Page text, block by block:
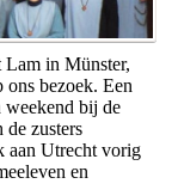
Lam in Münster,
ons bezoek. Een
weekend bij de
de zusters
aan Utrecht vorig
en